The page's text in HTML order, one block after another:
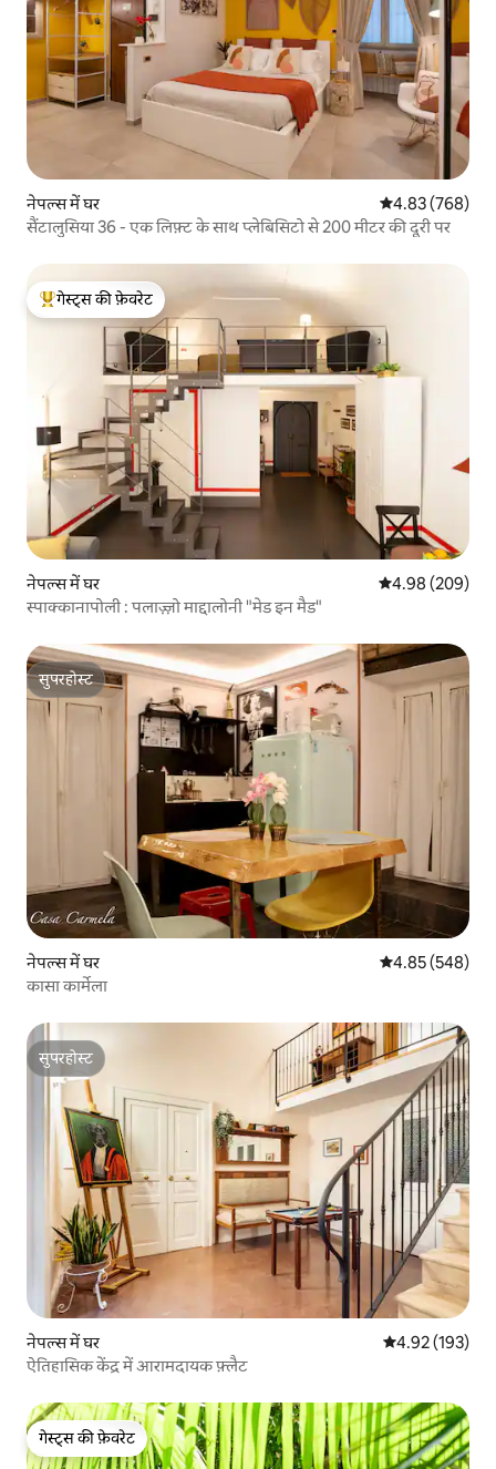
नेपल्स में घर औसत रेटिंग 5 में से
4.83 (768)
सैंटालुसिया 36 - एक लिफ़्ट के साथ प्लेबिसिटो से 200 मीटर की दूरी पर
गेस्ट्स का टॉप फ़ेवरेट
गेस्ट्स की फ़ेवरेट
नेपल्स में घर औसत रेटिंग 5 में से
4.98 (209)
स्पाक्कानापोली : पलाज़्ज़ो माद्दालोनी "मेड इन मैड"
सुपरहोस्ट
सुपरहोस्ट
नेपल्स में घर औसत रेटिंग 5 में से
4.85 (548)
कासा कार्मेला
सुपरहोस्ट
सुपरहोस्ट
नेपल्स में घर औसत रेटिंग 5 में से
4.92 (193)
ऐतिहासिक केंद्र में आरामदायक फ़्लैट
गेस्ट्स की फ़ेवरेट
गेस्ट्स की फ़ेवरेट